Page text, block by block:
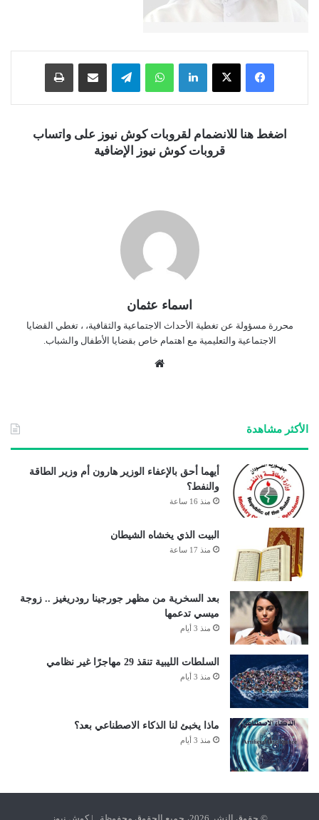
فيسبوك ‫X لينكدإن واتساب تيلقرام
اضغط هنا للانضمام لقروبات كوش نيوز على واتساب
قروبات كوش نيوز الإضافية
اسماء عثمان
محررة مسؤولة عن تغطية الأحداث الاجتماعية والثقافية، ، تغطي القضايا
الاجتماعية والتعليمية مع اهتمام خاص بقضايا الأطفال والشباب.
الأكثر مشاهدة
أيهما أحق بالإعفاء الوزير هارون أم وزير الطاقة
والنفط؟
منذ 16 ساعة
البيت الذي يخشاه الشيطان
منذ 17 ساعة
بعد السخرية من مظهر جورجينا رودريغيز .. زوجة
ميسي تدعمها
منذ 3 أيام
السلطات الليبية تنقذ 29 مهاجرًا غير نظامي
منذ 3 أيام
ماذا يخبئ لنا الذكاء الاصطناعي بعد؟
منذ 3 أيام